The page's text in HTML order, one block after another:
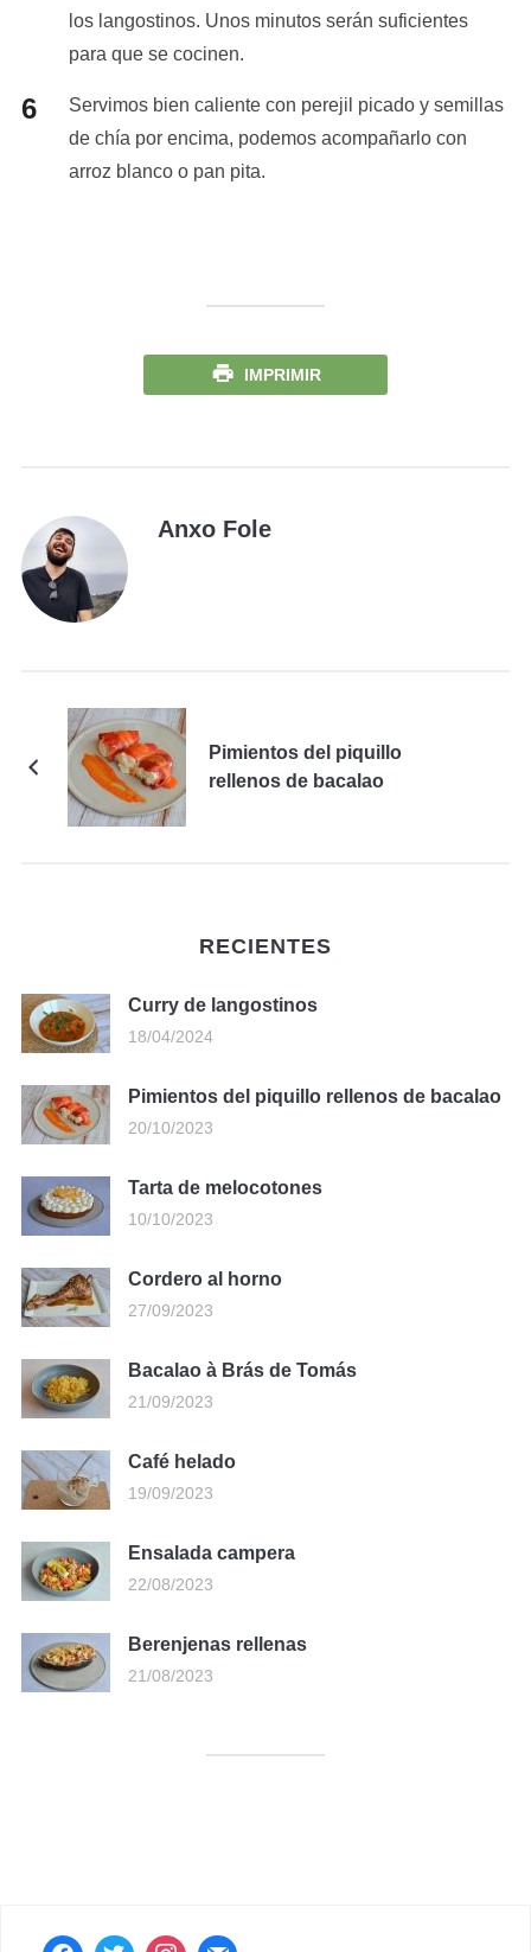
los langostinos. Unos minutos serán suficientes
para que se cocinen.
Servimos bien caliente con perejil picado y semillas
de chía por encima, podemos acompañarlo con
arroz blanco o pan pita.
IMPRIMIR
Anxo Fole
Pimientos del piquillo
rellenos de bacalao
RECIENTES
Curry de langostinos
18/04/2024
Pimientos del piquillo rellenos de bacalao
20/10/2023
Tarta de melocotones
10/10/2023
Cordero al horno
27/09/2023
Bacalao à Brás de Tomás
21/09/2023
Café helado
19/09/2023
Ensalada campera
22/08/2023
Berenjenas rellenas
21/08/2023